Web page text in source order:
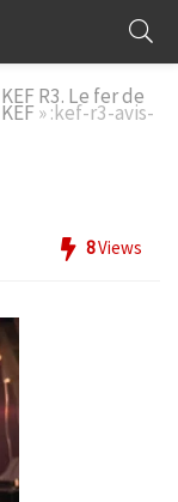
R3. Le fer de
»:kef-r3-avis-
8Views